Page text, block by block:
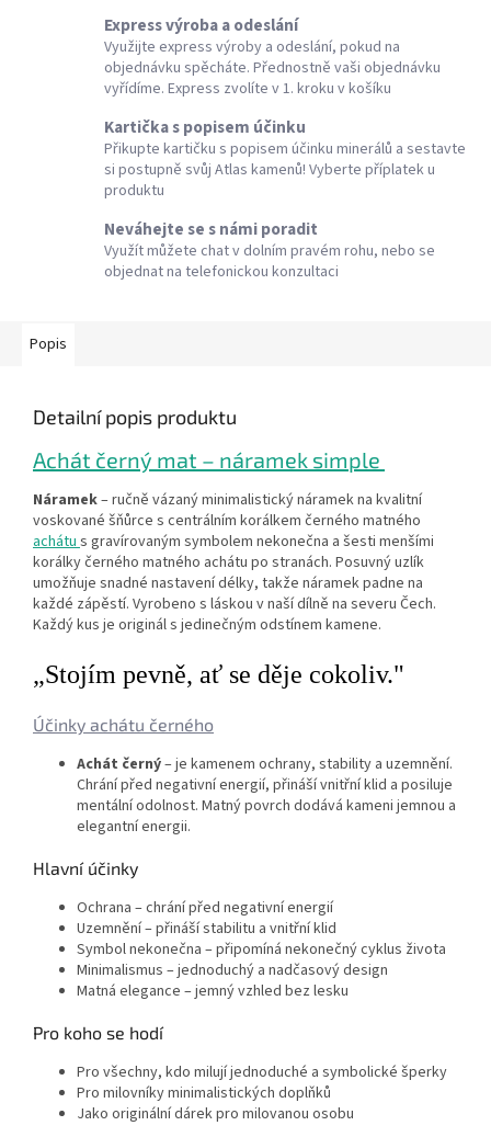
Express výroba a odeslání
Využijte express výroby a odeslání, pokud na
objednávku spěcháte. Přednostně vaši objednávku
vyřídíme. Express zvolíte v 1. kroku v košíku
Kartička s popisem účinku
Přikupte kartičku s popisem účinku minerálů a sestavte
si postupně svůj Atlas kamenů! Vyberte příplatek u
produktu
Neváhejte se s námi poradit
Využít můžete chat v dolním pravém rohu, nebo se
objednat na telefonickou konzultaci
Popis
Detailní popis produktu
Achát černý mat – náramek simple
Náramek– ručně vázaný minimalistický náramek na kvalitní
voskované šňůrce s centrálním korálkem černého matného
achátu s gravírovaným symbolem nekonečna a šesti menšími
korálky černého matného achátu po stranách. Posuvný uzlík
umožňuje snadné nastavení délky, takže náramek padne na
každé zápěstí. Vyrobeno s láskou v naší dílně na severu Čech.
Každý kus je originál s jedinečným odstínem kamene.
„Stojím pevně, ať se děje cokoliv."
Účinky achátu černého
Achát černý– je kamenem ochrany, stability a uzemnění.
Chrání před negativní energií, přináší vnitřní klid a posiluje
mentální odolnost. Matný povrch dodává kameni jemnou a
elegantní energii.
Hlavní účinky
Ochrana – chrání před negativní energií
Uzemnění – přináší stabilitu a vnitřní klid
Symbol nekonečna – připomíná nekonečný cyklus života
Minimalismus – jednoduchý a nadčasový design
Matná elegance – jemný vzhled bez lesku
Pro koho se hodí
Pro všechny, kdo milují jednoduché a symbolické šperky
Pro milovníky minimalistických doplňků
Jako originální dárek pro milovanou osobu